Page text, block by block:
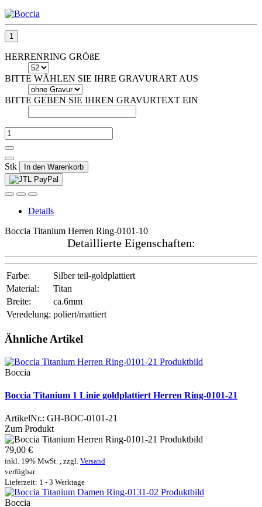
HERRENRING GRÖßE
BITTE WÄHLEN SIE IHRE GRAVURART AUS
BITTE GEBEN SIE IHREN GRAVURTEXT EIN
Stk In den Warenkorb
Details
Boccia Titanium Herren Ring-0101-10
Detaillierte Eigenschaften:
Farbe:
Silber teil-goldplattiert
Material:
Titan
Breite:
ca.6mm
Veredelung: poliert/mattiert
Ähnliche Artikel
Boccia
Boccia Titanium 1 Linie goldplattiert Herren Ring-0101-21
ArtikelNr.: GH-BOC-0101-21
Zum Produkt
79,00 €
inkl. 19% MwSt. , zzgl. Versand
verfügbar
Lieferzeit: 1 - 3 Werktage
Boccia